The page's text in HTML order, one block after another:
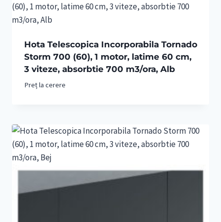
Hota Telescopica Incorporabila Tornado
Storm 700 (60), 1 motor, latime 60 cm,
3 viteze, absorbtie 700 m3/ora, Alb
Preț la cerere